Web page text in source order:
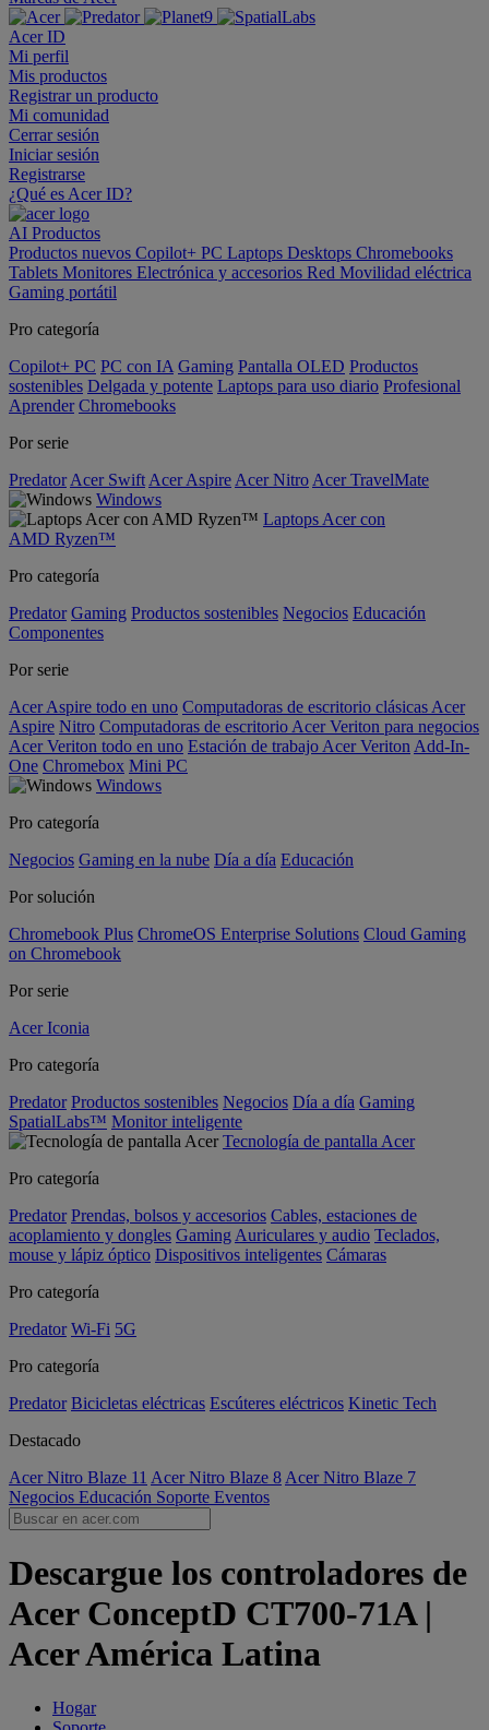
Acer ID
Mi perfil
Mis productos
Registrar un producto
Mi comunidad
Cerrar sesión
Iniciar sesión
Registrarse
¿Qué es Acer ID?
AI Productos
Productos nuevos Copilot+ PC Laptops Desktops Chromebooks
Tablets Monitores Electrónica y accesorios Red Movilidad eléctrica
Gaming portátil
Pro categoría
Copilot+ PC PC con IA Gaming Pantalla OLED Productos
sostenibles Delgada y potente Laptops para uso diario Profesional
Aprender Chromebooks
Por serie
Predator Acer Swift Acer Aspire Acer Nitro Acer TravelMate
Windows
Laptops Acer con
AMD Ryzen™
Pro categoría
Predator Gaming Productos sostenibles Negocios Educación
Componentes
Por serie
Acer Aspire todo en uno Computadoras de escritorio clásicas Acer
Aspire Nitro Computadoras de escritorio Acer Veriton para negocios
Acer Veriton todo en uno Estación de trabajo Acer Veriton Add-In-
One Chromebox Mini PC
Windows
Pro categoría
Negocios Gaming en la nube Día a día Educación
Por solución
Chromebook Plus ChromeOS Enterprise Solutions Cloud Gaming
on Chromebook
Por serie
Acer Iconia
Pro categoría
Predator Productos sostenibles Negocios Día a día Gaming
SpatialLabs™ Monitor inteligente
Tecnología de pantalla Acer
Pro categoría
Predator Prendas, bolsos y accesorios Cables, estaciones de
acoplamiento y dongles Gaming Auriculares y audio Teclados,
mouse y lápiz óptico Dispositivos inteligentes Cámaras
Pro categoría
Predator Wi-Fi 5G
Pro categoría
Predator Bicicletas eléctricas Escúteres eléctricos Kinetic Tech
Destacado
Acer Nitro Blaze 11 Acer Nitro Blaze 8 Acer Nitro Blaze 7
Negocios Educación Soporte Eventos
Descargue los controladores de
Acer ConceptD CT700-71A |
Acer América Latina
Hogar